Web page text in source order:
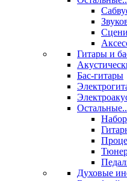
Гитары и
Бас-гитары
Духовые